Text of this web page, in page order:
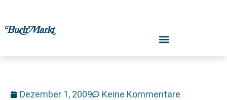
Dezember 1, 2009 Keine Kommentare